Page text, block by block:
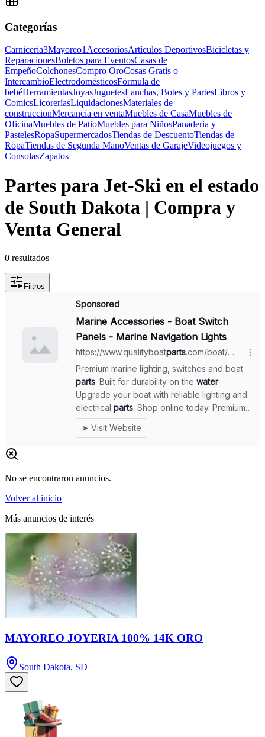
Categorías
Carniceria3Mayoreo1AccesoriosArtículos DeportivosBicicletas y
ReparacionesBoletos para EventosCasas de
EmpeñoColchonesCompro OroCosas Gratis o
IntercambioElectrodomésticosFórmula de
bebéHerramientasJoyasJuguetesLanchas, Botes y PartesLibros y
ComicsLicoreríasLiquidacionesMateriales de
construccionMercancía en ventaMuebles de CasaMuebles de
OficinaMuebles de PatioMuebles para NiñosPanaderia y
PastelesRopaSupermercadosTiendas de DescuentoTiendas de
RopaTiendas de Segunda ManoVentas de GarajeVideojuegos y
ConsolasZapatos
Partes para Jet-Ski en el estado
de South Dakota | Compra y
Venta General
0 resultados
Filtros
No se encontraron anuncios.
Volver al inicio
Más anuncios de interés
MAYOREO JOYERIA 100% 14K ORO
South Dakota, SD